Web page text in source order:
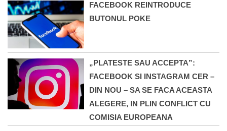
FACEBOOK REINTRODUCE
BUTONUL POKE
„PLATESTE SAU ACCEPTA”:
FACEBOOK SI INSTAGRAM CER –
DIN NOU – SA SE FACA ACEASTA
ALEGERE, IN PLIN CONFLICT CU
COMISIA EUROPEANA